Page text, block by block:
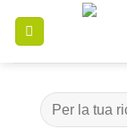
Cerca: